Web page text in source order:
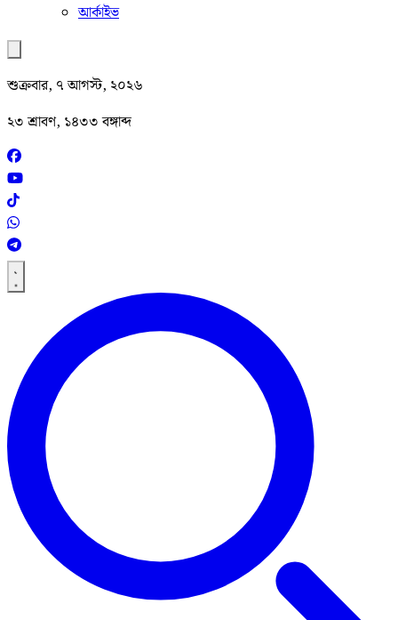
আর্কাইভ
শুক্রবার, ৭ আগস্ট, ২০২৬
২৩ শ্রাবণ, ১৪৩৩ বঙ্গাব্দ